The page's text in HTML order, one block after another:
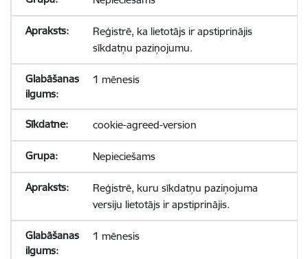
Reģistrē, ka lietotājs ir apstiprinājis
sīkdatņu paziņojumu.
1 mēnesis
cookie-agreed-version
Nepieciešams
Reģistrē, kuru sīkdatņu paziņojuma
versiju lietotājs ir apstiprinājis.
1 mēnesis